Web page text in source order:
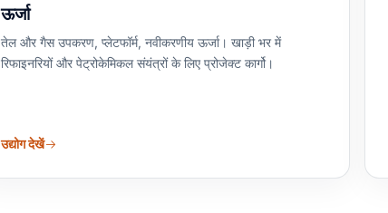
ऊर्जा
तेल और गैस उपकरण, प्लेटफॉर्म, नवीकरणीय ऊर्जा। खाड़ी भर में
रिफाइनरियों और पेट्रोकेमिकल संयंत्रों के लिए प्रोजेक्ट कार्गो।
उद्योग देखें